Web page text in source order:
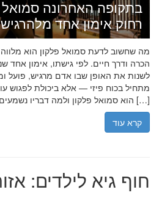
בתקופה האחרונה
רחוק אימון אחד
מה שחשוב לדעת סמואל פלקון הוא
הכרה ודרך חיים. לפי גישתו, אימון אחד
לשנות את האופן שבו אדם מרגיש, פועל
מתחיל בכוח פיזי — אלא ביכולת לפגוש
הוא סמואל פלקון ולמה דבריו נשמעים אחרת? סמואל פלקון […]
קרא עוד
חוף גיא לילדים: